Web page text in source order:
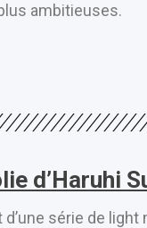
ambitieuses.
d’Haruhi
d’une série de